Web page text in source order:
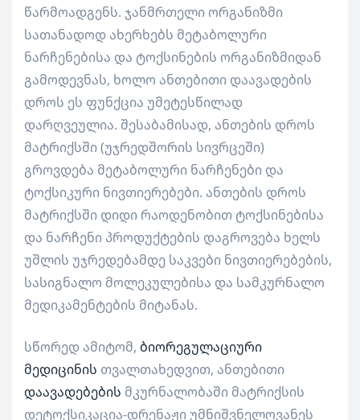
წარმოადგენს. ჯანმრთელი ორგანიზმი
სათანადოდ ახერხებს მეტაბოლური
ნარჩენებისა და ტოქსინების ორგანიზმიდან
გამოდევნას, ხოლო ანთებითი დაავადების
დროს ეს ფუნქცია უმეტესწილად
დარღვეულია. შესაბამისად, ანთების დროს
მატრიქსში (უჯრედშორის სივრცეში)
გროვდება მეტაბოლური ნარჩენები და
ტოქსიკური ნივთიერებები. ანთების დროს
მატრიქსში დიდი რაოდენობით ტოქსინებისა
და ნარჩენი პროდუქტების დაგროვება ხელს
უშლის უჯრედებამდე საკვები ნივთიერებების,
სასიგნალო მოლეკულებისა და სამკურნალო
მედიკამენტების მიტანას.
სწორედ ამიტომ, ბიორეგულაციური
მედიცინის თვალთახედვით, ანთებითი
დაავადებების მკურნალობაში მატრიქსის
დეტოქსიკაცია-დრენაჟი უმნიშვნელოვანეს